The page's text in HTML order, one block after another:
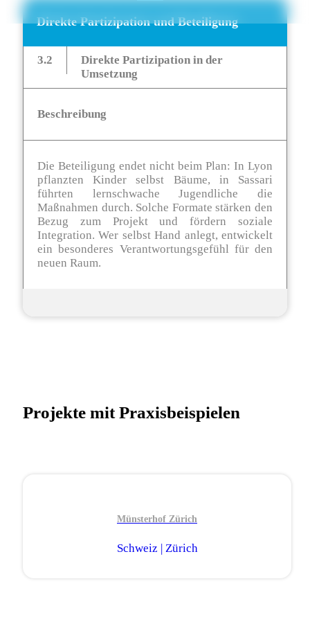
Direkte Partizipation und Beteiligung
3.2
Direkte Partizipation in der
Umsetzung
Beschreibung
Die Beteiligung endet nicht beim Plan: In Lyon
pflanzten Kinder selbst Bäume, in Sassari
führten lernschwache Jugendliche die
Maßnahmen durch. Solche Formate stärken den
Bezug zum Projekt und fördern soziale
Integration. Wer selbst Hand anlegt, entwickelt
ein besonderes Verantwortungsgefühl für den
neuen Raum.
Projekte mit Praxisbeispielen
Münsterhof Zürich
Schweiz | Zürich